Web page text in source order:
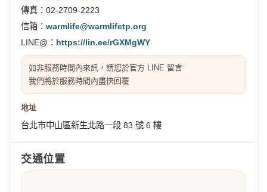
傳真：02-2709-2223
信箱： warmlife@warmlifetp.org
LINE@： https://lin.ee/rGXMgWY
如非服務時間內來訊，請您於官方 LINE 留言
我們將於服務時間內盡快回覆
地址
台北市中山區新生北路一段 83 號 6 樓
交通位置